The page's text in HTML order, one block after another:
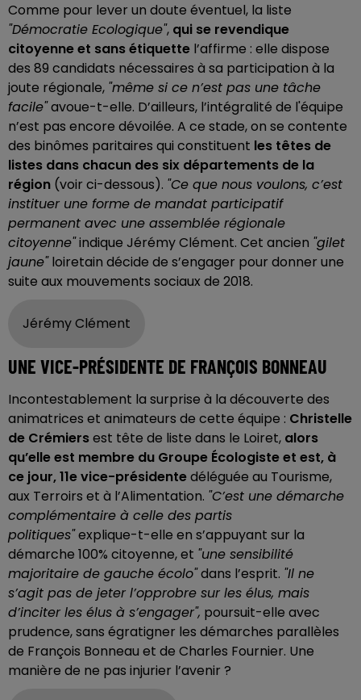
Comme pour lever un doute éventuel, la liste
"Démocratie Ecologique", qui se revendique
citoyenne et sans étiquette l’affirme : elle dispose
des 89 candidats nécessaires à sa participation à la
joute régionale, "même si ce n’est pas une tâche
facile"avoue-t-elle. D’ailleurs, l’intégralité de l'équipe
n’est pas encore dévoilée. A ce stade, on se contente
des binômes paritaires qui constituent les têtes de
listes dans chacun des six départements de la
région (voir ci-dessous). "Ce que nous voulons, c’est
instituer une forme de mandat participatif
permanent avec une assemblée régionale
citoyenne"indique Jérémy Clément. Cet ancien "gilet
jaune"loiretain décide de s’engager pour donner une
suite aux mouvements sociaux de 2018.
Jérémy Clément
UNE VICE-PRÉSIDENTE DE FRANÇOIS BONNEAU
Incontestablement la surprise à la découverte des
animatrices et animateurs de cette équipe : Christelle
de Crémiersest tête de liste dans le Loiret, alors
qu’elle est membre du Groupe Écologiste et est, à
ce jour, 11e vice-présidentedéléguée au Tourisme,
aux Terroirs et à l’Alimentation. "C’est une démarche
complémentaire à celle des partis
politiques"explique-t-elle en s’appuyant sur la
démarche 100% citoyenne, et "une sensibilité
majoritaire de gauche écolo"dans l’esprit. "Il ne
s’agit pas de jeter l’opprobre sur les élus, mais
d’inciter les élus à s’engager", poursuit-elle avec
prudence, sans égratigner les démarches parallèles
de François Bonneau et de Charles Fournier. Une
manière de ne pas injurier l’avenir ?